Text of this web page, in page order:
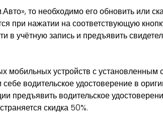
то необходимо его обновить или
при нажатии на соответствующую
учётную запись и предъявить
мобильных устройств с
водительское удостоверение в
предъявить водительское
скидка 50%.